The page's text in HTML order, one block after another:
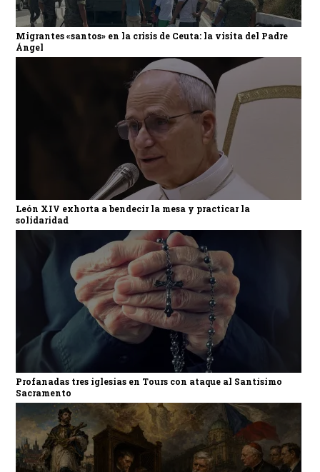
Migrantes «santos» en la crisis de Ceuta: la visita del Padre
Ángel
León XIV exhorta a bendecir la mesa y practicar la
solidaridad
Profanadas tres iglesias en Tours con ataque al Santísimo
Sacramento